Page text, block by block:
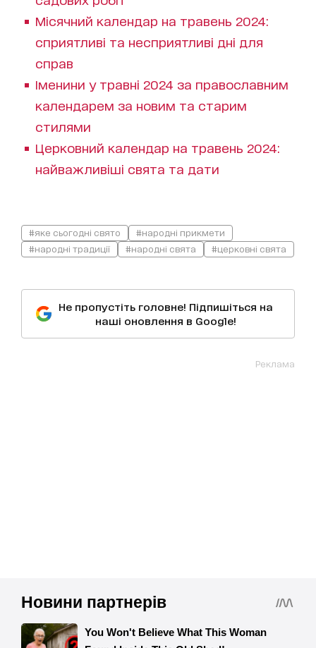
Місячний календар на травень 2024:
сприятливі та несприятливі дні для
справ
Іменини у травні 2024 за православним
календарем за новим та старим
стилями
Церковний календар на травень 2024:
найважливіші свята та дати
#яке сьогодні свято
#народні прикмети
#народні традиції
#народні свята #церковні свята
Не пропустіть головне! Підпишіться на
наші оновлення в Google!
Реклама